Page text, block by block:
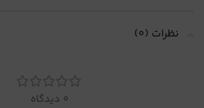
نظرات (0)
0 دیدگاه